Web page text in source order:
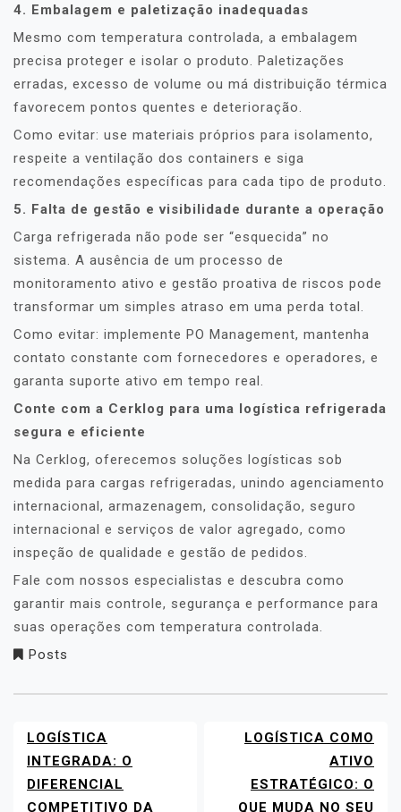
4. Embalagem e paletização inadequadas
Mesmo com temperatura controlada, a embalagem
precisa proteger e isolar o produto. Paletizações
erradas, excesso de volume ou má distribuição térmica
favorecem pontos quentes e deterioração.
Como evitar: use materiais próprios para isolamento,
respeite a ventilação dos containers e siga
recomendações específicas para cada tipo de produto.
5. Falta de gestão e visibilidade durante a operação
Carga refrigerada não pode ser “esquecida” no
sistema. A ausência de um processo de
monitoramento ativo e gestão proativa de riscos pode
transformar um simples atraso em uma perda total.
Como evitar: implemente PO Management, mantenha
contato constante com fornecedores e operadores, e
garanta suporte ativo em tempo real.
Conte com a Cerklog para uma logística refrigerada
segura e eficiente
Na Cerklog, oferecemos soluções logísticas sob
medida para cargas refrigeradas, unindo agenciamento
internacional, armazenagem, consolidação, seguro
internacional e serviços de valor agregado, como
inspeção de qualidade e gestão de pedidos.
Fale com nossos especialistas e descubra como
garantir mais controle, segurança e performance para
suas operações com temperatura controlada.
Posts
NAVEGAÇÃO
DE
POST
LOGÍSTICA
INTEGRADA: O
DIFERENCIAL
COMPETITIVO DA
LOGÍSTICA COMO
ATIVO
ESTRATÉGICO: O
QUE MUDA NO SEU